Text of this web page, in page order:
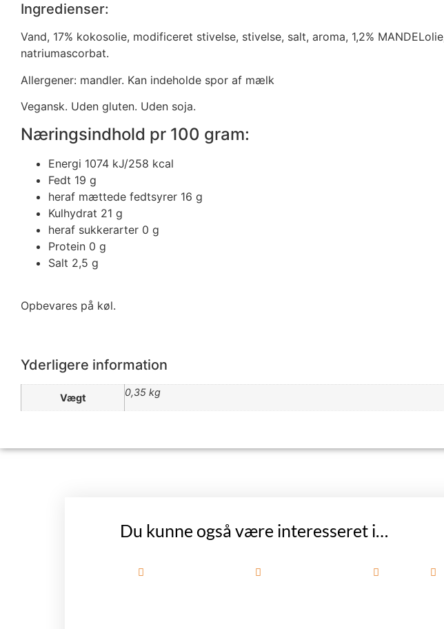
Ingredienser:
Vand, 17% kokosolie, modificeret stivelse, stivelse, salt, aroma, 1,2%
natriumascorbat.
Allergener: mandler. Kan indeholde spor af mælk
Vegansk. Uden gluten. Uden soja.
Næringsindhold pr 100 gram:
Energi 1074 kJ/258 kcal
Fedt 19 g
heraf mættede fedtsyrer 16 g
Kulhydrat 21 g
heraf sukkerarter 0 g
Protein 0 g
Salt 2,5 g
Opbevares på køl.
Yderligere information
Vægt 0,35 kg
Du kunne også være interesseret i…